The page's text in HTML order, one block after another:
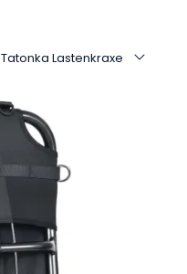
Tatonka Lastenkraxe